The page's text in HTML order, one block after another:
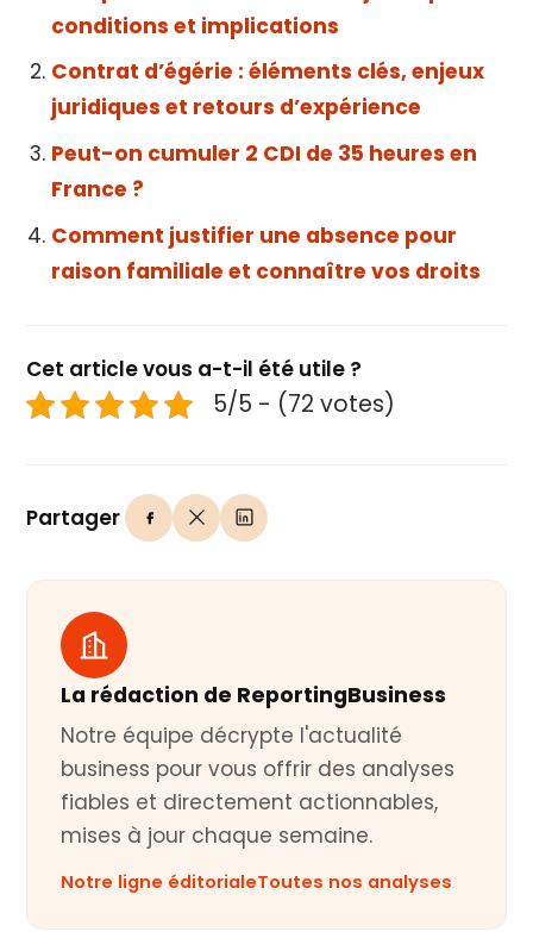
conditions et implications
Contrat d’égérie : éléments clés, enjeux
juridiques et retours d’expérience
Peut-on cumuler 2 CDI de 35 heures en
France ?
Comment justifier une absence pour
raison familiale et connaître vos droits
Cet article vous a-t-il été utile ?
5/5 - (72 votes)
Partager
La rédaction de ReportingBusiness
Notre équipe décrypte l'actualité
business pour vous offrir des analyses
fiables et directement actionnables,
mises à jour chaque semaine.
Notre ligne éditorialeToutes nos analyses